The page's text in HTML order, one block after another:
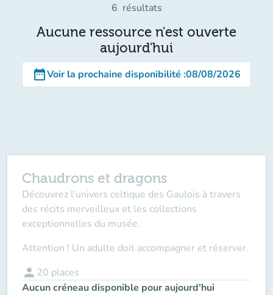
6 résultats
Aucune ressource n'est ouverte
aujourd'hui
date_rangeVoir la prochaine disponibilité :08/08/2026
Chaudrons et dragons
Découvrez l'univers celtique des Gaulois à travers
des récits merveilleux et les collections
exceptionnelles du musée.
Attention ! Un adulte doit accompagner et réserver.
person 20 places
Aucun créneau disponible pour aujourd'hui